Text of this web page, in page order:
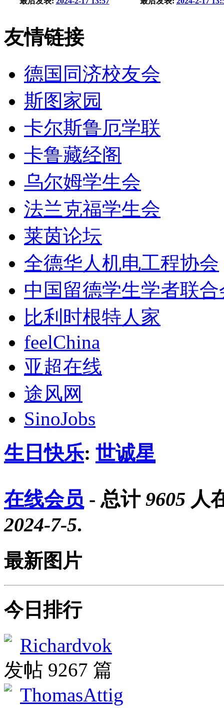
友情链接
德国同济校友会
斯图家园
卡尔斯鲁厄学联
卡鲁藏经阁
乌尔姆学生会
法兰克福学生会
莱茵论坛
全德华人机电工程协会
中国留德学生学者联合
比利时根特人家
feelChina
亚超在线
途风网
SinoJobs
生日快乐: 世诚星
在线会员 - 总计 9605 人
2024-7-5.
最新图片
今日排行
Richardvok
发帖 9267 篇
ThomasAttig